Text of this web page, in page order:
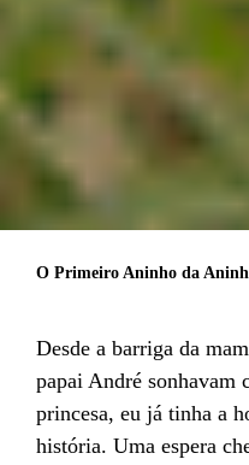
O Primeiro Aninho da
Desde a barriga da
papai André sonhavam
princesa, eu já tinha a
história. Uma espera